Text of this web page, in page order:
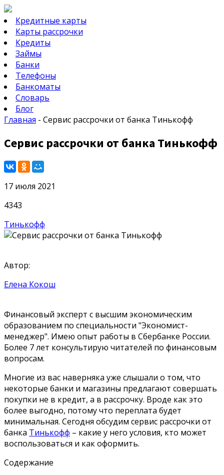
Кредитные карты
Карты рассрочки
Кредиты
Займы
Банки
Телефоны
Банкоматы
Словарь
Блог
Главная - Сервис рассрочки от банка Тинькофф
Сервис рассрочки от банка Тинькофф
17 июля 2021
4343
Тинькофф
Автор:
Елена Кокош
Финансовый эксперт с высшим экономическим
образованием по специальности "Экономист-
менеджер". Имею опыт работы в Сбербанке России.
Более 7 лет консультирую читателей по финансовым
вопросам.
Многие из вас наверняка уже слышали о том, что
некоторые банки и магазины предлагают совершать
покупки не в кредит, а в рассрочку. Вроде как это
более выгодно, потому что переплата будет
минимальная. Сегодня обсудим сервис рассрочки от
банка Тинькофф – какие у него условия, кто может
воспользоваться и как оформить.
Содержание